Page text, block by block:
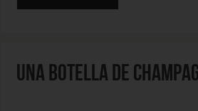
UNA BOTELLA DE